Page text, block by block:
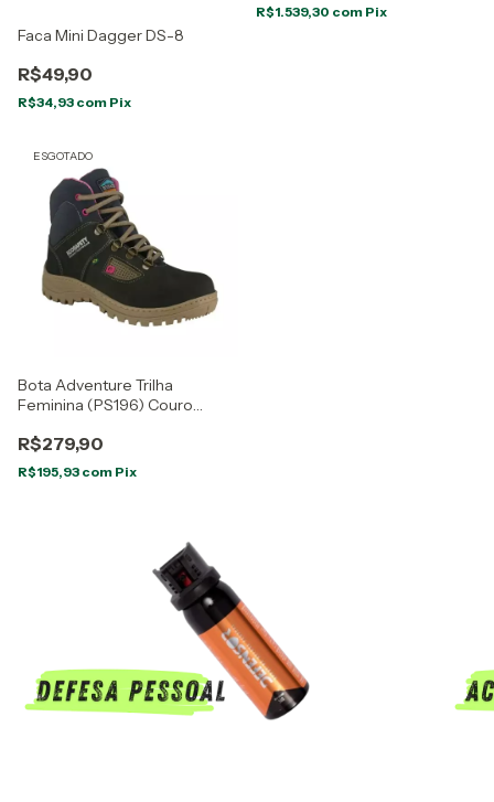
Faca Mini Dagger DS-8
R$49,90
R$34,93 com Pix
R$1.539,30 com Pix
ESGOTADO
Bota Adventure Trilha
Feminina (PS196) Couro
R$279,90
R$195,93 com Pix